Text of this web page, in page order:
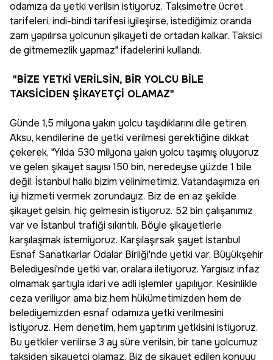
odamıza da yetki verilsin istiyoruz. Taksimetre ücret
tarifeleri, indi-bindi tarifesi iyileşirse, istediğimiz oranda
zam yapılırsa yolcunun şikayeti de ortadan kalkar. Taksici
de gitmemezlik yapmaz" ifadelerini kullandı.
"BİZE YETKİ VERİLSİN, BİR YOLCU BİLE
TAKSİCİDEN ŞİKAYETÇİ OLAMAZ"
Günde 1,5 milyona yakın yolcu taşıdıklarını dile getiren
Aksu, kendilerine de yetki verilmesi gerektiğine dikkat
çekerek, "Yılda 530 milyona yakın yolcu taşımış oluyoruz
ve gelen şikayet sayısı 150 bin, neredeyse yüzde 1 bile
değil. İstanbul halkı bizim velinimetimiz. Vatandaşımıza en
iyi hizmeti vermek zorundayız. Biz de en az şekilde
şikayet gelsin, hiç gelmesin istiyoruz. 52 bin çalışanımız
var ve İstanbul trafiği sıkıntılı. Böyle şikayetlerle
karşılaşmak istemiyoruz. Karşılaşırsak şayet İstanbul
Esnaf Sanatkarlar Odalar Birliği'nde yetki var, Büyükşehir
Belediyesi'nde yetki var, oralara iletiyoruz. Yargısız infaz
olmamak şartıyla idari ve adli işlemler yapılıyor. Kesinlikle
ceza veriliyor ama biz hem hükümetimizden hem de
belediyemizden esnaf odamıza yetki verilmesini
istiyoruz. Hem denetim, hem yaptırım yetkisini istiyoruz.
Bu yetkiler verilirse 3 ay süre verilsin, bir tane yolcumuz
taksiden şikayetçi olamaz. Biz de şikayet edilen konuyu